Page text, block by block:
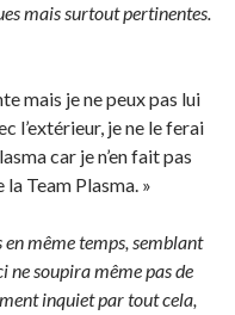
mais surtout pertinentes.
mais je ne peux pas lui
l’extérieur, je ne le ferai
car je n’en fait pas
Team Plasma. »
même temps, semblant
ne soupira même pas de
inquiet par tout cela,